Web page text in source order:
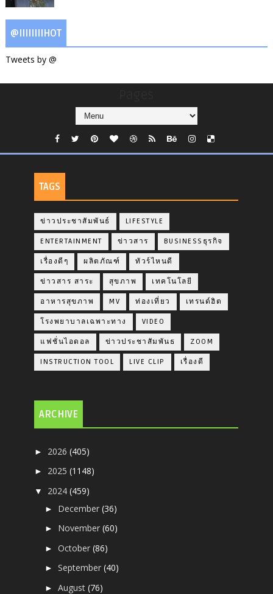
@IIIIIIIIHOT
Tweets by @
TAGS
ข่าวประชาสัมพันธ์ LIFESTYLE
ENTERTAINMENT ข่าวสาร BUSINESSธุรกิจ
เรื่องดีๆ ผลิตภัณฑ์ ทัวร์ไหนดี
ข่าวสาร สาระ สุขภาพ เทคโนโลยี
อาหารสุขภาพ MV ท่องเที่ยว เทรนด์ฮิต
โรงพยาบาลเฉพาะทาง VIDEO
แฟชั่นไอดอล ข่าวประชาสัมพันธ ZOOM
INSTRUCTION TOOL LIVE CLIP เรื่องดี
ARCHIVE
► 2026(405)
► 2025(1148)
▼ 2024(459)
► December(36)
► November(60)
►October(86)
►September(40)
►August(76)